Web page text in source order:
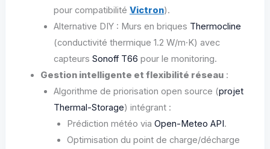
pour compatibilitéVictron).
Alternative DIY : Murs en briques Thermocline
(conductivité thermique 1.2 W/m·K) avec
capteursSonoff T66 pour le monitoring.
Gestion intelligente et flexibilité réseau :
Algorithme de priorisation open source (projet
Thermal-Storage) intégrant :
Prédiction météo via Open-Meteo API.
Optimisation du point de charge/décharge